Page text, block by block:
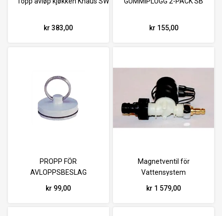
kr 383,00 kr 155,00
PROPP FÖR
AVLOPPSBESLAG
kr 99,00
Magnetventil för
Vattensystem
kr 1 579,00